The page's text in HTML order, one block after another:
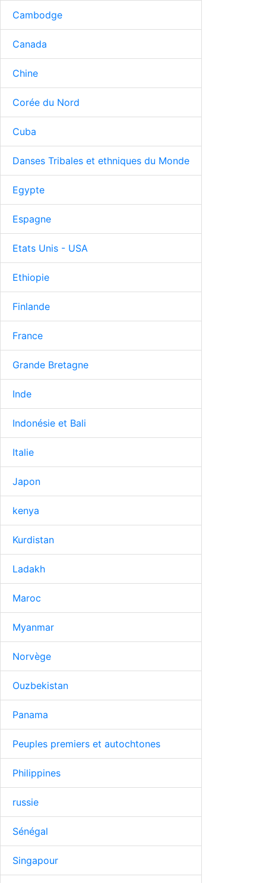
Cambodge
Canada
Chine
Corée du Nord
Cuba
Danses Tribales et ethniques du Monde
Egypte
Espagne
Etats Unis - USA
Ethiopie
Finlande
France
Grande Bretagne
Inde
Indonésie et Bali
Italie
Japon
kenya
Kurdistan
Ladakh
Maroc
Myanmar
Norvège
Ouzbekistan
Panama
Peuples premiers et autochtones
Philippines
russie
Sénégal
Singapour